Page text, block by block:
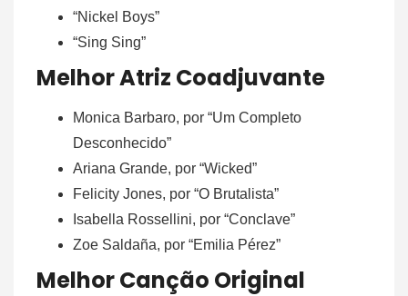
“Nickel Boys”
“Sing Sing”
Melhor Atriz Coadjuvante
Monica Barbaro, por “Um Completo
Desconhecido”
Ariana Grande, por “Wicked”
Felicity Jones, por “O Brutalista”
Isabella Rossellini, por “Conclave”
Zoe Saldaña, por “Emilia Pérez”
Melhor Canção Original